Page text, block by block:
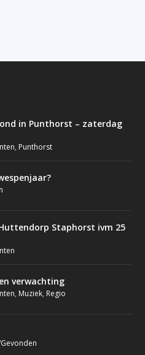
in Punthorst – zaterdag
, Punthorst
Staphorst ivm 25
verwachting
, Muziek, Regio